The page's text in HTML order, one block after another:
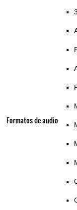
Formatos de audio